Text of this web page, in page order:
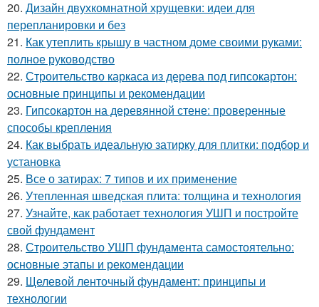
20. Дизайн двухкомнатной хрущевки: идеи для
перепланировки и без
21. Как утеплить крышу в частном доме своими руками:
полное руководство
22. Строительство каркаса из дерева под гипсокартон:
основные принципы и рекомендации
23. Гипсокартон на деревянной стене: проверенные
способы крепления
24. Как выбрать идеальную затирку для плитки: подбор и
установка
25. Все о затирах: 7 типов и их применение
26. Утепленная шведская плита: толщина и технология
27. Узнайте, как работает технология УШП и постройте
свой фундамент
28. Строительство УШП фундамента самостоятельно:
основные этапы и рекомендации
29. Щелевой ленточный фундамент: принципы и
технологии